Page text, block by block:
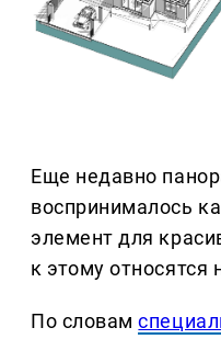
Еще недавно
воспринималось
элемент для
к этому относятся
По словам